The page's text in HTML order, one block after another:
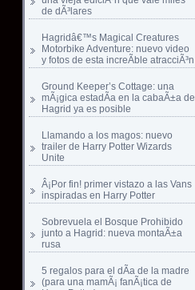
de dÃ³lares
Hagridâ€™s Magical Creatures
Motorbike Adventure: nuevo video
y fotos de esta increÃ­ble atracciÃ³n
Ground Keeper’s Cottage: una
mÃ¡gica estadÃ­a en la cabaÃ±a de
Hagrid ya es posible
Llamando a los magos: nuevo
trailer de Harry Potter Wizards
Unite
Â¡Por fin! primer vistazo a las Vans
inspiradas en Harry Potter
Sobrevuela el Bosque Prohibido
junto a Hagrid: nueva montaÃ±a
rusa
5 regalos para el dÃ­a de la madre
(para una mamÃ¡ fanÃ¡tica de